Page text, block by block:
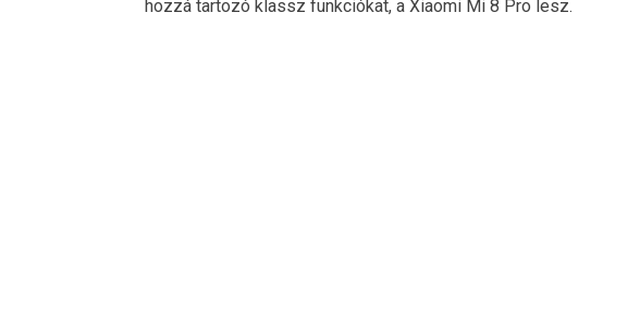
hozzá tartozó klassz funkciókat, a Xiaomi Mi 8 Pro lesz.